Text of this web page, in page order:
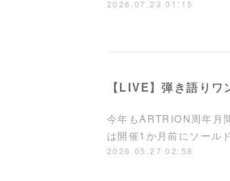
2026.07.23 01:15
今年もARTRION周年月
は開催1か月前にソール
2026.05.27 02:58